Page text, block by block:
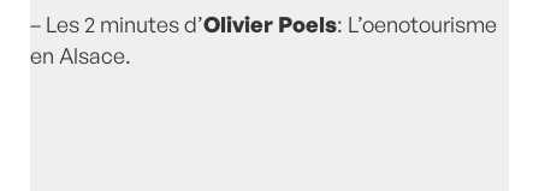
– Les 2 minutes d’Olivier Poels: L’oenotourisme
en Alsace.